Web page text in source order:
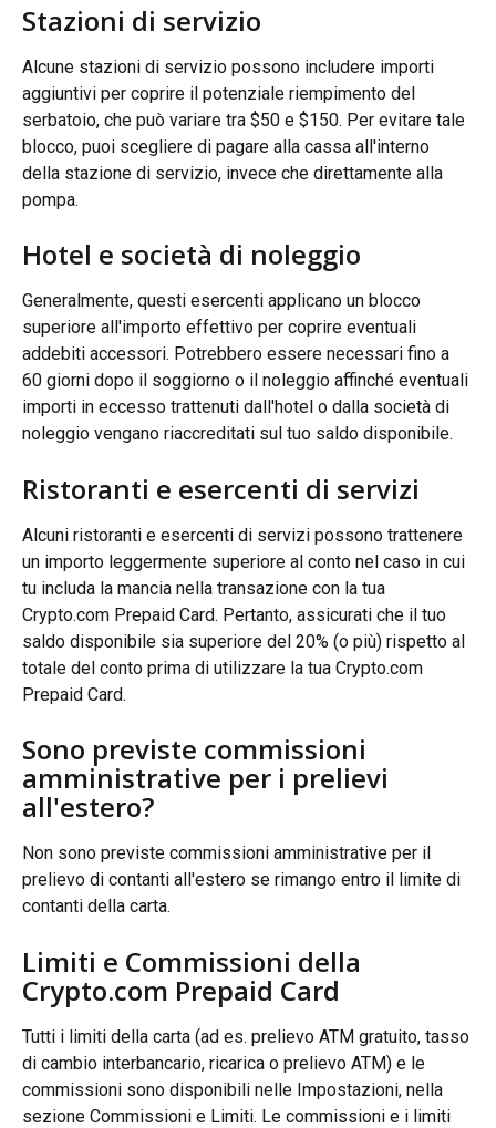
Stazioni di servizio
Alcune stazioni di servizio possono includere importi
aggiuntivi per coprire il potenziale riempimento del
serbatoio, che può variare tra $50 e $150. Per evitare tale
blocco, puoi scegliere di pagare alla cassa all'interno
della stazione di servizio, invece che direttamente alla
pompa.
Hotel e società di noleggio
Generalmente, questi esercenti applicano un blocco
superiore all'importo effettivo per coprire eventuali
addebiti accessori. Potrebbero essere necessari fino a
60 giorni dopo il soggiorno o il noleggio affinché eventuali
importi in eccesso trattenuti dall'hotel o dalla società di
noleggio vengano riaccreditati sul tuo saldo disponibile.
Ristoranti e esercenti di servizi
Alcuni ristoranti e esercenti di servizi possono trattenere
un importo leggermente superiore al conto nel caso in cui
tu includa la mancia nella transazione con la tua
Crypto.com Prepaid Card. Pertanto, assicurati che il tuo
saldo disponibile sia superiore del 20% (o più) rispetto al
totale del conto prima di utilizzare la tua Crypto.com
Prepaid Card.
Sono previste commissioni
amministrative per i prelievi
all'estero?
Non sono previste commissioni amministrative per il
prelievo di contanti all'estero se rimango entro il limite di
contanti della carta.
Limiti e Commissioni della
Crypto.com Prepaid Card
Tutti i limiti della carta (ad es. prelievo ATM gratuito, tasso
di cambio interbancario, ricarica o prelievo ATM) e le
commissioni sono disponibili nelle Impostazioni, nella
sezione Commissioni e Limiti. Le commissioni e i limiti